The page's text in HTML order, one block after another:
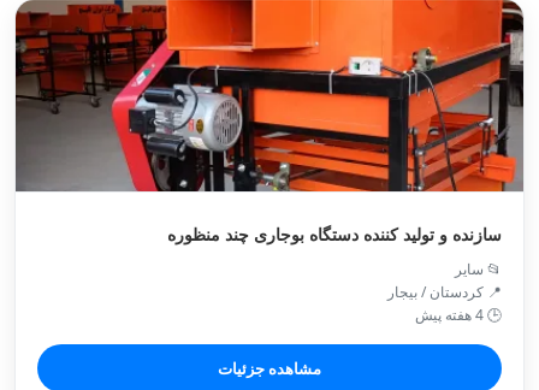
سازنده و تولید کننده دستگاه بوجاری چند منظوره
📂 سایر
📍 کردستان / بيجار
🕒 4 هفته پیش
مشاهده جزئیات